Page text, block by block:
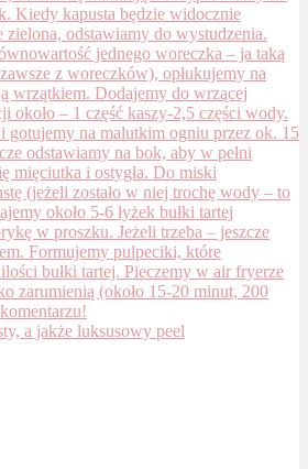
a jakże luksusowy peel